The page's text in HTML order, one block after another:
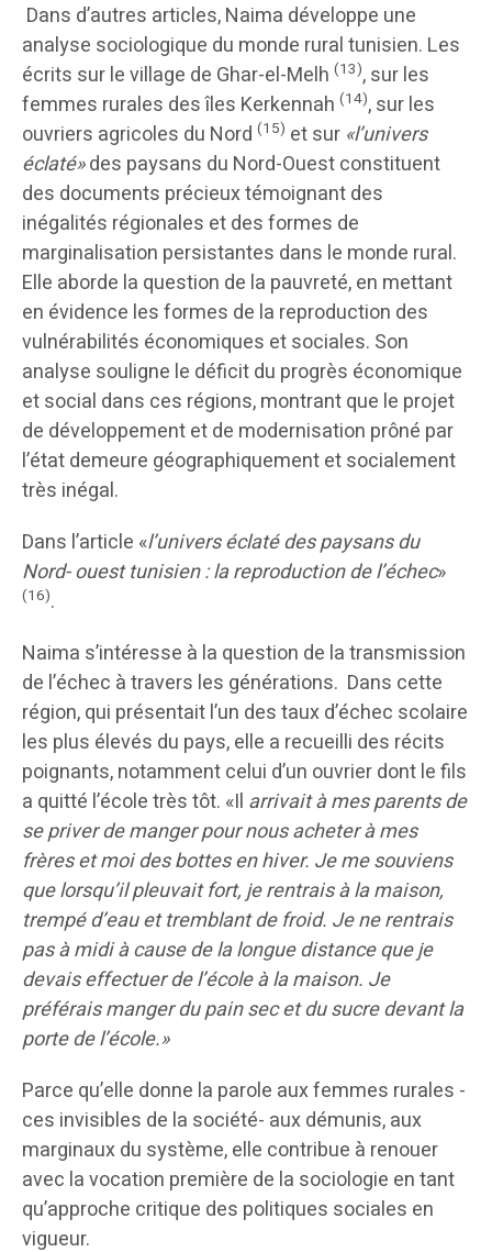
Dans d’autres articles, Naima développe une
analyse sociologique du monde rural tunisien. Les
écrits sur le village de Ghar-el-Melh (13), sur les
femmes rurales des îles Kerkennah (14), sur les
ouvriers agricoles du Nord (15) et sur «l’univers
éclaté»des paysans du Nord-Ouest constituent
des documents précieux témoignant des
inégalités régionales et des formes de
marginalisation persistantes dans le monde rural.
Elle aborde la question de la pauvreté, en mettant
en évidence les formes de la reproduction des
vulnérabilités économiques et sociales. Son
analyse souligne le déficit du progrès économique
et social dans ces régions, montrant que le projet
de développement et de modernisation prôné par
l’état demeure géographiquement et socialement
très inégal.
Dans l’article «l’univers éclaté des paysans du
Nord- ouest tunisien : la reproduction de l’échec»
(16).
Naima s’intéresse à la question de la transmission
de l’échec à travers les générations. Dans cette
région, qui présentait l’un des taux d’échec scolaire
les plus élevés du pays, elle a recueilli des récits
poignants, notamment celui d’un ouvrier dont le fils
a quitté l’école très tôt. «Il arrivait à mes parents de
se priver de manger pour nous acheter à mes
frères et moi des bottes en hiver. Je me souviens
que lorsqu’il pleuvait fort, je rentrais à la maison,
trempé d’eau et tremblant de froid. Je ne rentrais
pas à midi à cause de la longue distance que je
devais effectuer de l’école à la maison. Je
préférais manger du pain sec et du sucre devant la
porte de l’école.»
Parce qu’elle donne la parole aux femmes rurales -
ces invisibles de la société- aux démunis, aux
marginaux du système, elle contribue à renouer
avec la vocation première de la sociologie en tant
qu’approche critique des politiques sociales en
vigueur.